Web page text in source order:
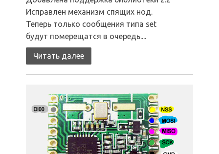
Исправлен механизм спящих нод.
Теперь только сообщения типа set
будут померещатся в очередь....
Читать далее